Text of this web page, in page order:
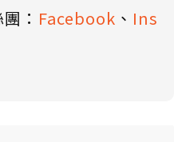
： Facebook 、 Ins